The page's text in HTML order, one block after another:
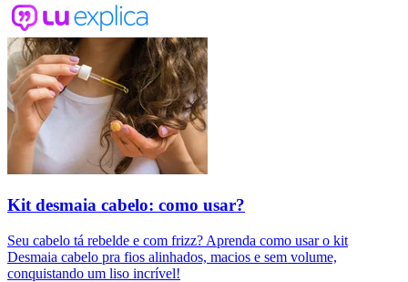
Kit desmaia cabelo: como usar?
Seu cabelo tá rebelde e com frizz? Aprenda como usar o kit
Desmaia cabelo pra fios alinhados, macios e sem volume,
conquistando um liso incrível!